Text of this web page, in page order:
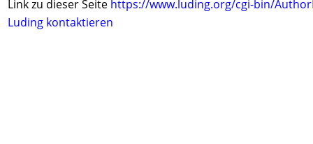
Link zu dieser Seite https://www.luding.org/cgi-bin/
Luding kontaktieren